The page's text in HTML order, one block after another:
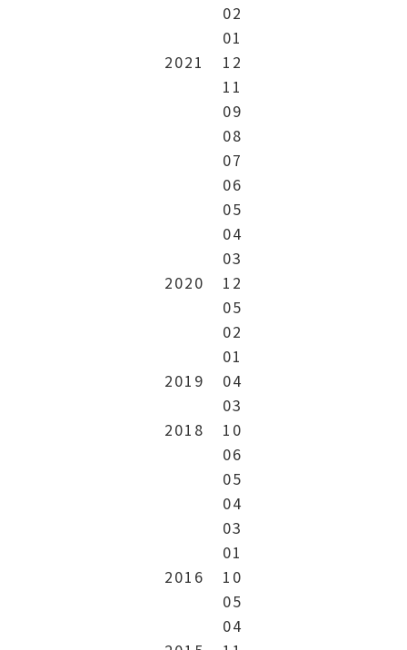
02
01
2021
12
11
09
08
07
06
05
04
03
2020
12
05
02
01
2019
04
03
2018
10
06
05
04
03
01
2016
10
05
04